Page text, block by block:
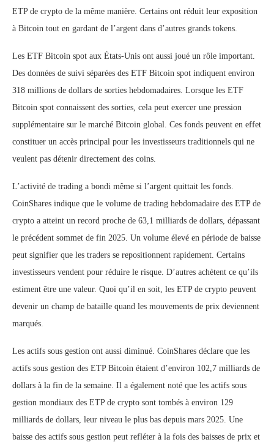
ETP de crypto de la même manière. Certains ont réduit leur exposition
à Bitcoin tout en gardant de l’argent dans d’autres grands tokens.
Les ETF Bitcoin spot aux États-Unis ont aussi joué un rôle important.
Des données de suivi séparées des ETF Bitcoin spot indiquent environ
318 millions de dollars de sorties hebdomadaires. Lorsque les ETF
Bitcoin spot connaissent des sorties, cela peut exercer une pression
supplémentaire sur le marché Bitcoin global. Ces fonds peuvent en effet
constituer un accès principal pour les investisseurs traditionnels qui ne
veulent pas détenir directement des coins.
L’activité de trading a bondi même si l’argent quittait les fonds.
CoinShares indique que le volume de trading hebdomadaire des ETP de
crypto a atteint un record proche de 63,1 milliards de dollars, dépassant
le précédent sommet de fin 2025. Un volume élevé en période de baisse
peut signifier que les traders se repositionnent rapidement. Certains
investisseurs vendent pour réduire le risque. D’autres achètent ce qu’ils
estiment être une valeur. Quoi qu’il en soit, les ETP de crypto peuvent
devenir un champ de bataille quand les mouvements de prix deviennent
marqués.
Les actifs sous gestion ont aussi diminué. CoinShares déclare que les
actifs sous gestion des ETP Bitcoin étaient d’environ 102,7 milliards de
dollars à la fin de la semaine. Il a également noté que les actifs sous
gestion mondiaux des ETP de crypto sont tombés à environ 129
milliards de dollars, leur niveau le plus bas depuis mars 2025. Une
baisse des actifs sous gestion peut refléter à la fois des baisses de prix et